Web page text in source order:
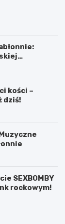
kości –
dziś!
SEXBOMBY
rockowym!